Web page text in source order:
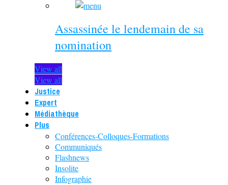
Assassinée le lendemain de sa
nomination
View all
View all
Justice
Expert
Médiathèque
Plus
Conférences-Colloques-Formations
Communiqués
Flashnews
Insolite
Infographie